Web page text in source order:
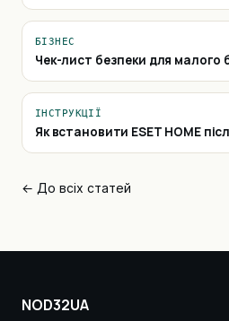
БІЗНЕС
Чек-лист безпеки для малого
ІНСТРУКЦІЇ
Як встановити ESET HOME
← До всіх статей
NOD32UA